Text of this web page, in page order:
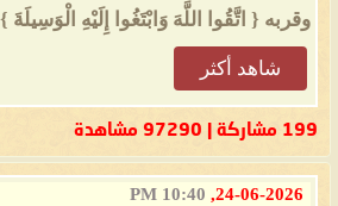
وقربه { اتَّقُوا اللَّهَ وَابْتَغُوا إِلَيْهِ الْوَسِيلَةَ
شاهد أكثر
199 مشاركة | 97290 مشاهدة
24-06-2026,
10:40 PM